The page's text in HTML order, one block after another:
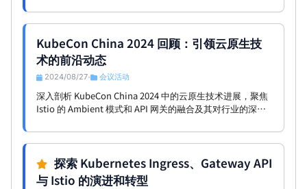
KubeCon China 2024 回顾：引领云原生技
术的前沿动态
2024/08/27• 会议活动
深入剖析 KubeCon China 2024 中的云原生技术进展，聚焦
Istio 的 Ambient 模式和 API 网关的融合及其对行业的深远
探索 Kubernetes Ingress、Gateway API
与 Istio 的演进和转型